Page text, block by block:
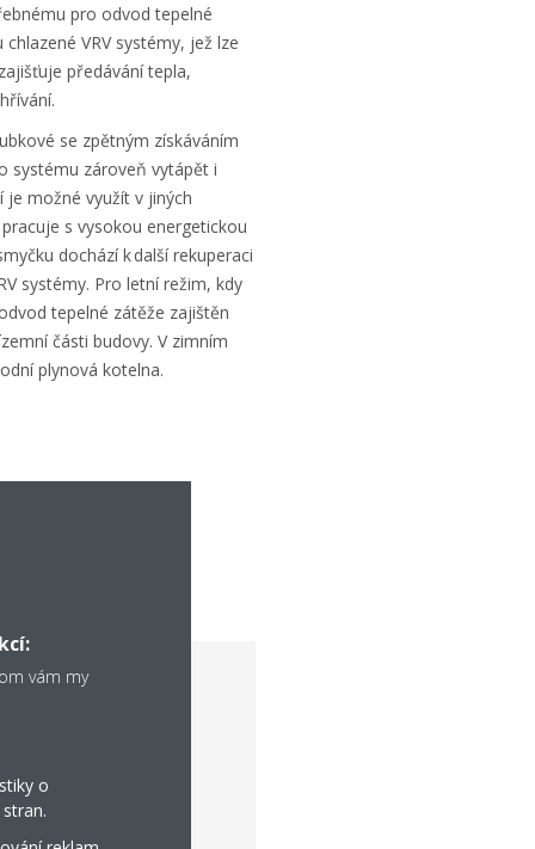
pro odvod tepelné
VRV systémy, jež lze
předávání tepla,
se zpětným získáváním
systému zároveň vytápět i
je možné využít v jiných
s vysokou energetickou
dochází k další rekuperaci
systémy. Pro letní režim, kdy
tepelné zátěže zajištěn
části budovy. V zimním
plynová kotelna.
T9
vám my
o